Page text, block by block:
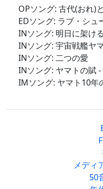
OPソング: 古代(おれ)
EDソング: ラブ・シュ
INソング: 明日に架け
INソング: 宇宙戦艦ヤ
INソング: 二つの愛
INソング: ヤマトの賦 -
IMソング: ヤマト10年
メディ
50